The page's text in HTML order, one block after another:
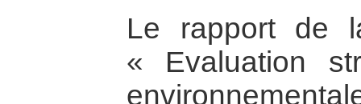
Le rapport de
« Evaluation